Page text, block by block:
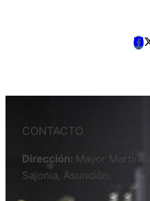
CONTACTO
Dirección: Mayor
Sajonia, Asunción.